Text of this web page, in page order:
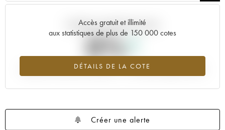
Accès gratuit et illimité
aux statistiques de plus de 150 000 cotes
DÉTAILS DE LA COTE
Tendance actuelle de la cote
0%
Tendance à la hausse du millésime ---- en 2026 par rapport à 2025
Créer une alerte